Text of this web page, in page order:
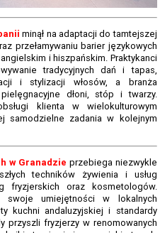
W ZAWODZIE CZERWIEC
OLESKIM” - 2018-2020
minął na adaptacji do tamtejszej
przełamywaniu barier językowych
i hiszpańskim. Praktykanci
tradycyjnych dań i tapas,
i stylizacji włosów, a branża
dłoni, stóp i twarzy.
klienta w wielokulturowym
samodzielne zadania w kolejnym
w Granadzie przebiega niezwykle
techników żywienia i usług
fryzjerskich oraz kosmetologów.
swoje umiejętności w lokalnych
kuchni andaluzyjskiej i standardy
przyszli fryzjerzy w renomowanych